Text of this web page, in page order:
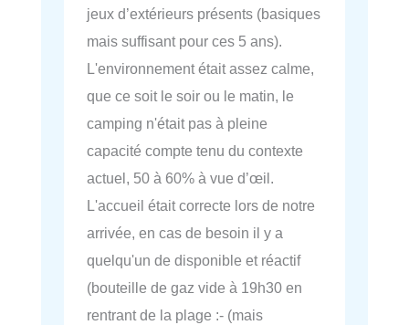
jeux d’extérieurs présents (basiques
mais suffisant pour ces 5 ans).
L'environnement était assez calme,
que ce soit le soir ou le matin, le
camping n'était pas à pleine
capacité compte tenu du contexte
actuel, 50 à 60% à vue d’œil.
L'accueil était correcte lors de notre
arrivée, en cas de besoin il y a
quelqu'un de disponible et réactif
(bouteille de gaz vide à 19h30 en
rentrant de la plage :- (mais